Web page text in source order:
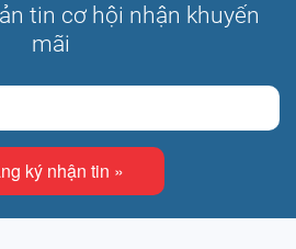
tin cơ hội nhận khuyến
mãi
ký nhận tin »